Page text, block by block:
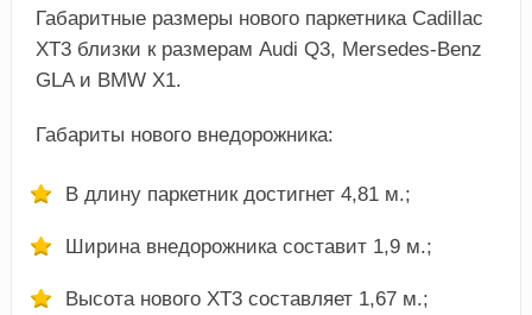
Габаритные размеры нового паркетника Cadillac
ХТ3 близки к размерам Audi Q3, Mersedes-Benz
GLA и BMW X1.
Габариты нового внедорожника:
В длину паркетник достигнет 4,81 м.;
Ширина внедорожника составит 1,9 м.;
Высота нового ХТ3 составляет 1,67 м.;